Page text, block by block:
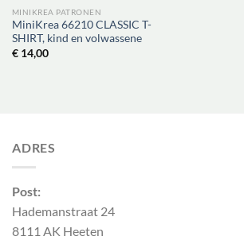
MINIKREA PATRONEN
MiniKrea 66210 CLASSIC T-
SHIRT, kind en volwassene
€14,00
ADRES
Post:
Hademanstraat 24
8111 AK Heeten